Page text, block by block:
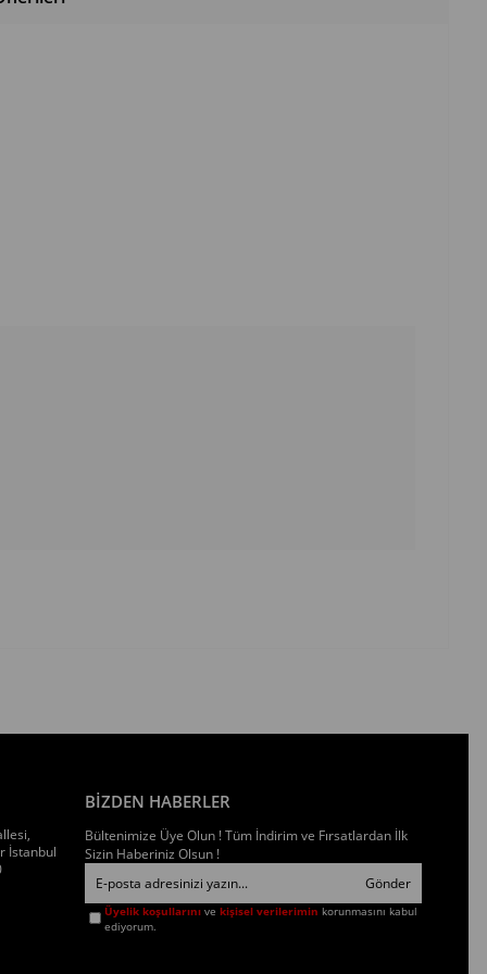
İstanbul
BİZDEN HABERLER
Bültenimize Üye Olun ! Tüm İndirim ve Fırsatlardan İlk
Sizin Haberiniz Olsun !
Gönder
Üyelik koşullarınıve kişisel verilerimin korunmasını kabul
ediyorum.